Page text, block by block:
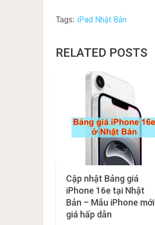
Tags: iPad Nhật Bản
RELATED POSTS
Cập nhật Bảng giá
iPhone 16e tại Nhật
Bản – Mẫu iPhone mới
giá hấp dẫn